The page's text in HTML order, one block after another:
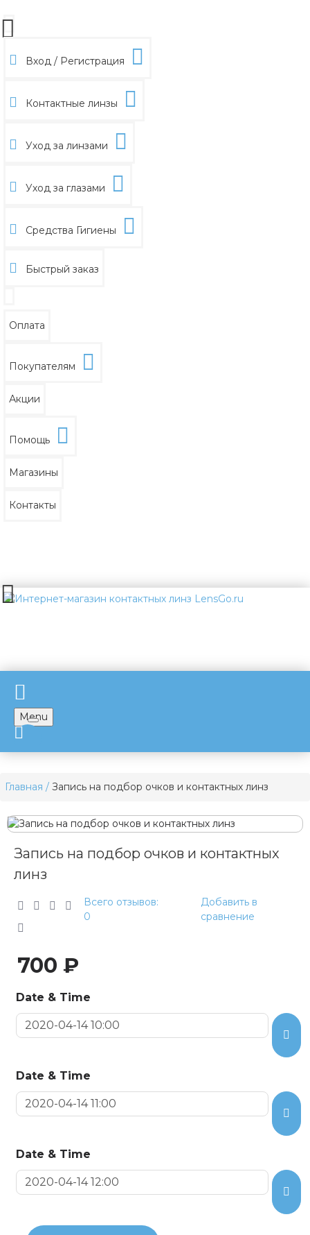
Вход / Регистрация
Контактные линзы
Уход за линзами
Уход за глазами
Средства Гигиены
Быстрый заказ
Оплата
Покупателям
Акции
Помощь
Магазины
Контакты
Menu
Главная Запись на подбор очков и контактных линз
Запись на подбор очков и контактных
линз
Всего отзывов:
0
Добавить в
сравнение
700 ₽
Date & Time
Date & Time
Date & Time